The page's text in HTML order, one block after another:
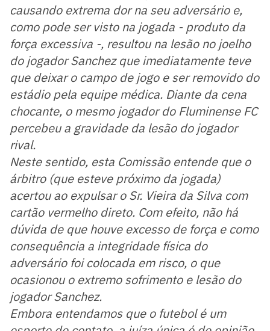
causando extrema dor na seu adversário e,
como pode ser visto na jogada - produto da
força excessiva -, resultou na lesão no joelho
do jogador Sanchez que imediatamente teve
que deixar o campo de jogo e ser removido do
estádio pela equipe médica. Diante da cena
chocante, o mesmo jogador do Fluminense FC
percebeu a gravidade da lesão do jogador
rival.
Neste sentido, esta Comissão entende que o
árbitro (que esteve próximo da jogada)
acertou ao expulsar o Sr. Vieira da Silva com
cartão vermelho direto. Com efeito, não há
dúvida de que houve excesso de força e como
consequência a integridade física do
adversário foi colocada em risco, o que
ocasionou o extremo sofrimento e lesão do
jogador Sanchez.
Embora entendamos que o futebol é um